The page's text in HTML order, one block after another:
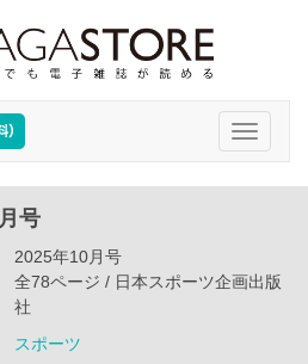
Toggle
号
2025年10月号
全78ページ / 日本スポーツ企画出版
社
スポーツ